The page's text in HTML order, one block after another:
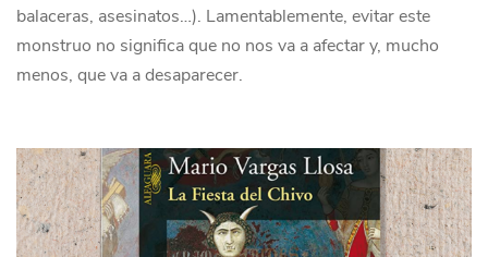
balaceras, asesinatos…). Lamentablemente, evitar este
monstruo no significa que no nos va a afectar y, mucho
menos, que va a desaparecer.